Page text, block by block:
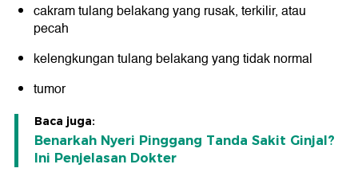
cakram tulang belakang yang rusak, terkilir, atau
pecah
kelengkungan tulang belakang yang tidak normal
tumor
Baca juga:
Benarkah Nyeri Pinggang Tanda Sakit Ginjal?
Ini Penjelasan Dokter